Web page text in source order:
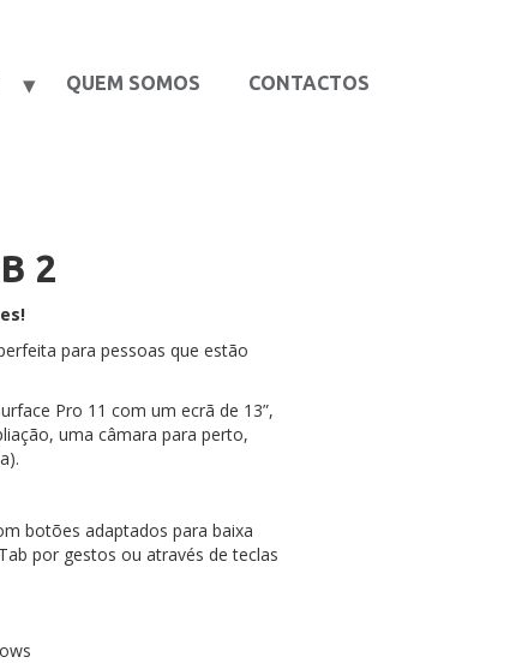
QUEM SOMOS CONTACTOS
2
para pessoas que estão
Pro 11 com um ecrã de 13”,
uma câmara para perto,
botões adaptados para baixa
por gestos ou através de teclas